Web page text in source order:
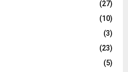
(27)
(10)
(3)
(23)
(5)